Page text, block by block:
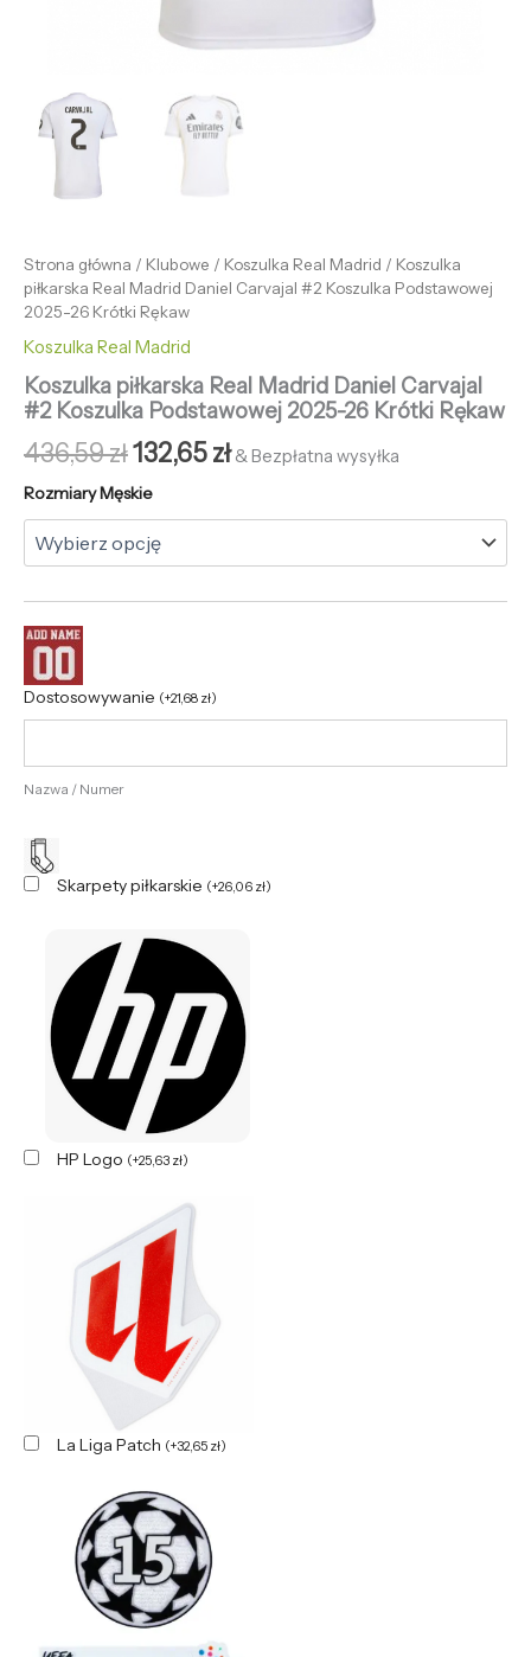
Strona główna / Klubowe / Koszulka Real Madrid / Koszulka
piłkarska Real Madrid Daniel Carvajal #2 Koszulka Podstawowej
2025-26 Krótki Rękaw
Koszulka Real Madrid
Koszulka piłkarska Real Madrid Daniel Carvajal
#2 Koszulka Podstawowej 2025-26 Krótki Rękaw
436,59zł132,65zł & Bezpłatna wysyłka
Rozmiary Męskie
Dostosowywanie (+21,68 zł)
Nazwa / Numer
Skarpety piłkarskie (+26,06 zł)
HP Logo (+25,63 zł)
La Liga Patch (+32,65 zł)